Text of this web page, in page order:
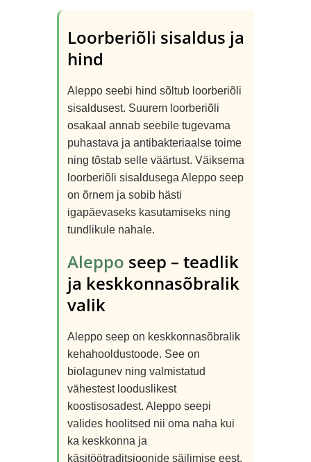
Loorberiõli sisaldus ja
hind
Aleppo seebi hind sõltub loorberiõli
sisaldusest. Suurem loorberiõli
osakaal annab seebile tugevama
puhastava ja antibakteriaalse toime
ning tõstab selle väärtust. Väiksema
loorberiõli sisaldusega Aleppo seep
on õrnem ja sobib hästi
igapäevaseks kasutamiseks ning
tundlikule nahale.
Aleppo seep – teadlik
ja keskkonnasõbralik
valik
Aleppo seep on keskkonnasõbralik
kehahooldustoode. See on
biolagunev ning valmistatud
vähestest looduslikest
koostisosadest. Aleppo seepi
valides hoolitsed nii oma naha kui
ka keskkonna ja
käsitöötraditsioonide säilimise eest.